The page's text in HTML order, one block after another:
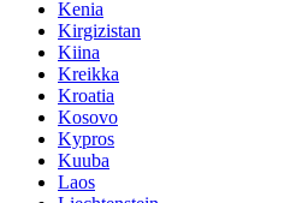
Kenia
Kirgizistan
Kiina
Kreikka
Kroatia
Kosovo
Kypros
Kuuba
Laos